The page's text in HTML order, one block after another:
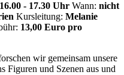
- 17.30 Uhr Wann: nicht
Kursleitung: Melanie
13,00 Euro pro
wir gemeinsam unsere
Figuren und Szenen aus und